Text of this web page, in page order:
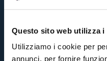
Questo sito web utilizza i
Utilizziamo i cookie per
annunci, per fornire